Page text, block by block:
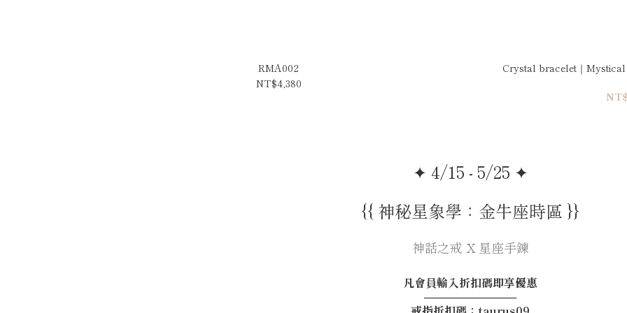
RMA002
NT$4,380
Crystal bracelet｜
✦ 4/15 - 5/25 ✦
{{ 神秘星象學：金牛座時區 }}
神話之戒 X 星座手鍊
凡會員輸入折扣碼即享優惠
────────────